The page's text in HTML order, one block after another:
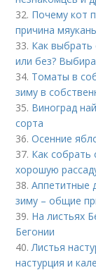
32. Почему кот
причина
33. Как выбрать
или без?
34. Томаты в
зиму в
35. Виноград
сорта
36.Осенние
37. Как собрать
хорошую
38.Аппетитные
зиму – общие
39. На листьях
Бегонии
40.Листья
настурция и